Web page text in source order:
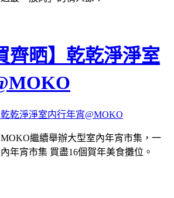
齊晒】乾乾淨淨室
繼續舉辦大型室內年宵市集，一
年宵市集 買盡16個賀年美食攤位。